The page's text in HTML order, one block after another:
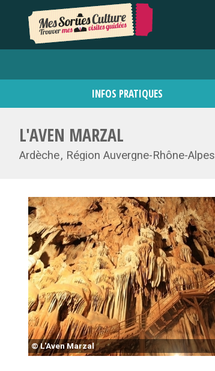
INFOS PRATIQUES
L'AVEN MARZAL
Ardèche Région Auvergne-Rhône-Alpes
© L'Aven Marzal